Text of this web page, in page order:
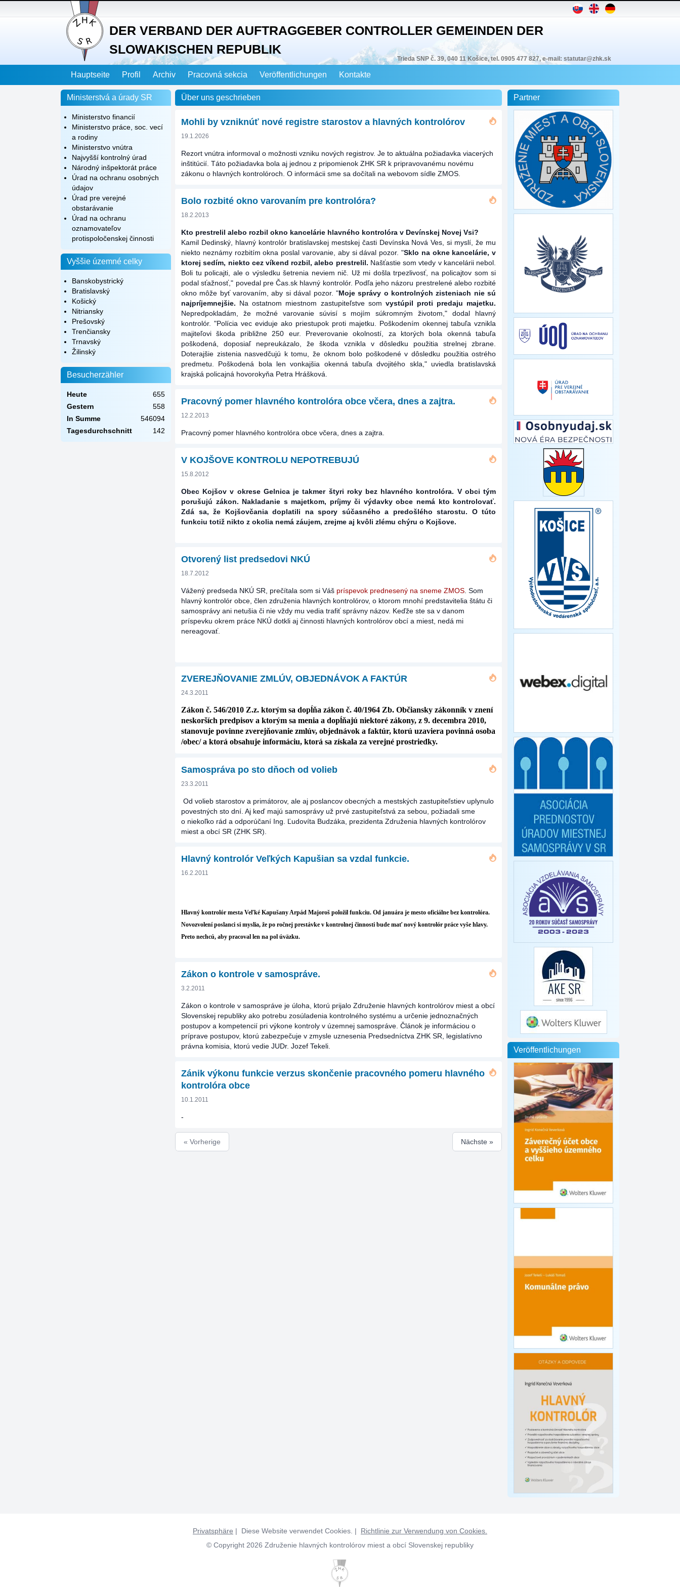
DER VERBAND DER AUFTRAGGEBER CONTROLLER GEMEINDEN DER
SLOWAKISCHEN REPUBLIK
Trieda SNP č. 39, 040 11 Košice, tel. 0905 477 827, e-mail: statutar@zhk.sk
Hauptseite Profil Archiv Pracovná sekcia Veröffentlichungen Kontakte
Ministerstvá a úrady SR
Ministerstvo financií
Ministerstvo práce, soc. vecí
a rodiny
Ministerstvo vnútra
Najvyšší kontrolný úrad
Národný inšpektorát práce
Úrad na ochranu osobných
údajov
Úrad pre verejné
obstarávanie
Úrad na ochranu
oznamovateľov
protispoločenskej činnosti
Vyššie územné celky
Banskobystrický
Bratislavský
Košický
Nitriansky
Prešovský
Trenčiansky
Trnavský
Žilinský
Besucherzähler
Heute
655
Gestern
558
In Summe
546094
Tagesdurchschnitt
142
Über uns geschrieben
Mohli by vzniknúť nové registre starostov a hlavných kontrolórov
19.1.2026
Rezort vnútra informoval o možnosti vzniku nových registrov. Je to aktuálna požiadavka viacerých
inštitúcií. Táto požiadavka bola aj jednou z pripomienok ZHK SR k pripravovanému novému
zákonu o hlavných kontrolóroch. O informácii sme sa dočítali na webovom sídle ZMOS.
Bolo rozbité okno varovaním pre kontrolóra?
18.2.2013
Kto prestrelil alebo rozbil okno kancelárie hlavného kontrolóra v Devínskej Novej Vsi?
Kamil Dedinský, hlavný kontrolór bratislavskej mestskej časti Devínska Nová Ves, si myslí, že mu
niekto neznámy rozbitím okna poslal varovanie, aby si dával pozor. "Sklo na okne kancelárie, v
ktorej sedím, niekto cez víkend rozbil, alebo prestrelil. Našťastie som vtedy v kancelárii nebol.
Boli tu policajti, ale o výsledku šetrenia neviem nič. Už mi došla trpezlivosť, na policajtov som si
podal sťažnosť," povedal pre Čas.sk hlavný kontrolór. Podľa jeho názoru prestrelené alebo rozbité
okno môže byť varovaním, aby si dával pozor. "Moje správy o kontrolných zisteniach nie sú
najpríjemnejšie. Na ostatnom miestnom zastupiteľstve som vystúpil proti predaju majetku.
Nepredpokladám, že možné varovanie súvisí s mojím súkromným životom," dodal hlavný
kontrolór. "Polícia vec eviduje ako priestupok proti majetku. Poškodením okennej tabuľa vznikla
majiteľovi škoda približne 250 eur. Preverovanie okolností, za ktorých bola okenná tabuľa
poškodená, doposiaľ nepreukázalo, že škoda vznikla v dôsledku použitia strelnej zbrane.
Doterajšie zistenia nasvedčujú k tomu, že oknom bolo poškodené v dôsledku použitia ostrého
predmetu. Poškodená bola len vonkajšia okenná tabuľa dvojitého skla," uviedla bratislavská
krajská policajná hovorokyňa Petra Hrášková.
Pracovný pomer hlavného kontrolóra obce včera, dnes a zajtra.
12.2.2013
Pracovný pomer hlavného kontrolóra obce včera, dnes a zajtra.
V KOJŠOVE KONTROLU NEPOTREBUJÚ
15.8.2012
Obec Kojšov v okrese Gelnica je takmer štyri roky bez hlavného kontrolóra. V obci tým
porušujú zákon. Nakladanie s majetkom, príjmy či výdavky obce nemá kto kontrolovať.
Zdá sa, že Kojšovčania doplatili na spory súčasného a predošlého starostu. O túto
funkciu totiž nikto z okolia nemá záujem, zrejme aj kvôli zlému chýru o Kojšove.
Otvorený list predsedovi NKÚ
18.7.2012
Vážený predseda NKÚ SR, prečítala som si Váš príspevok prednesený na sneme ZMOS . Som
hlavný kontrolór obce, člen združenia hlavných kontrolórov, o ktorom mnohí predstavitelia štátu či
samosprávy ani netušia či nie vždy mu vedia trafiť správny názov. Keďže ste sa v danom
príspevku okrem práce NKÚ dotkli aj činnosti hlavných kontrolórov obcí a miest, nedá mi
nereagovať.
ZVEREJŇOVANIE ZMLÚV, OBJEDNÁVOK A FAKTÚR
24.3.2011
Zákon č. 546/2010 Z.z. ktorým sa dopĺňa zákon č. 40/1964 Zb. Občiansky zákonník v znení
neskorších predpisov a ktorým sa menia a dopĺňajú niektoré zákony, z 9. decembra 2010,
stanovuje povinne zverejňovanie zmlúv, objednávok a faktúr, ktorú uzaviera povinná osoba
/obec/ a ktorá obsahuje informáciu, ktorá sa získala za verejné prostriedky.
Samospráva po sto dňoch od volieb
23.3.2011
Od volieb starostov a primátorov, ale aj poslancov obecných a mestských zastupiteľstiev uplynulo
povestných sto dní. Aj keď majú samosprávy už prvé zastupiteľstvá za sebou, požiadali sme
o niekoľko rád a odporúčaní Ing. Ľudovíta Budzáka, prezidenta Združenia hlavných kontrolórov
miest a obcí SR (ZHK SR).
Hlavný kontrolór Veľkých Kapušian sa vzdal funkcie.
16.2.2011
Hlavný kontrolór mesta Veľké Kapušany Arpád Majoroš položil funkciu. Od januára je mesto oficiálne bez kontrolóra.
Novozvolení poslanci si myslia, že po ročnej prestávke v kontrolnej činnosti bude mať nový kontrolór práce vyše hlavy.
Preto nechcú, aby pracoval len na pol úväzku.
Zákon o kontrole v samospráve.
3.2.2011
Zákon o kontrole v samospráve je úloha, ktorú prijalo Združenie hlavných kontrolórov miest a obcí
Slovenskej republiky ako potrebu zosúladenia kontrolného systému a určenie jednoznačných
postupov a kompetencií pri výkone kontroly v územnej samospráve. Článok je informáciou o
príprave postupov, ktorú zabezpečuje v zmysle uznesenia Predsedníctva ZHK SR, legislatívno
právna komisia, ktorú vedie JUDr. Jozef Tekeli.
Zánik výkonu funkcie verzus skončenie pracovného pomeru hlavného
kontrolóra obce
10.1.2011
-
« Vorherige Nächste »
Partner
Veröffentlichungen
Privatsphäre | Diese Website verwendet Cookies. | Richtlinie zur Verwendung von Cookies.
© Copyright 2026 Združenie hlavných kontrolórov miest a obcí Slovenskej republiky